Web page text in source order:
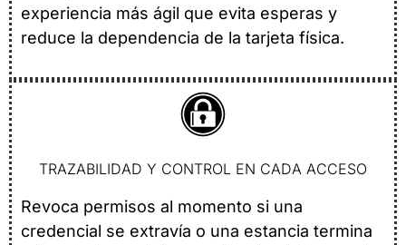
experiencia más ágil que evita esperas y
reduce la dependencia de la tarjeta física.
TRAZABILIDAD Y CONTROL EN CADA ACCESO
Revoca permisos al momento si una
credencial se extravía o una estancia termina